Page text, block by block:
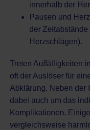
innerhalb der
Pausen und
der
Herzschlägen).
Treten Auffälligkeiten
oft der Auslöser für
Abklärung. Neben der
dabei auch um das
Komplikationen.
vergleichsweise